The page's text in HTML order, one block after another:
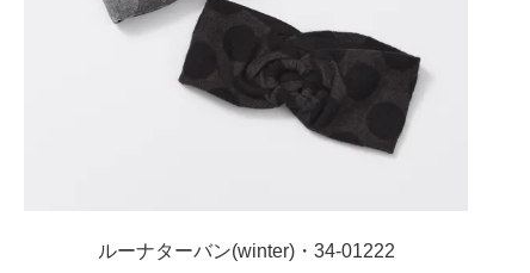
ルーナターバン(winter)・34-01222